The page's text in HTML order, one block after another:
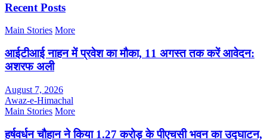
Recent Posts
Main Stories More
आईटीआई नाहन में प्रवेश का मौका, 11 अगस्त तक करें आवेदन:
अशरफ अली
August 7, 2026
Awaz-e-Himachal
Main Stories More
हर्षवर्धन चौहान ने किया 1.27 करोड़ के पीएचसी भवन का उद्घाटन,